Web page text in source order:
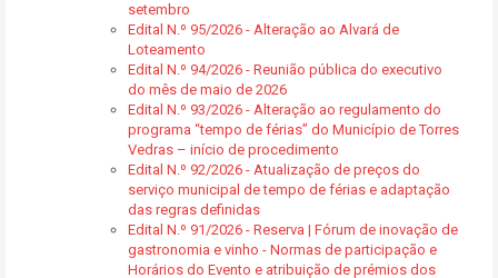
setembro
Edital N.º 95/2026 - Alteração ao Alvará de
Loteamento
Edital N.º 94/2026 - Reunião pública do executivo
do mês de maio de 2026
Edital N.º 93/2026 - Alteração ao regulamento do
programa “tempo de férias” do Município de Torres
Vedras – início de procedimento
Edital N.º 92/2026 - Atualização de preços do
serviço municipal de tempo de férias e adaptação
das regras definidas
Edital N.º 91/2026 - Reserva | Fórum de inovação de
gastronomia e vinho - Normas de participação e
Horários do Evento e atribuição de prémios dos